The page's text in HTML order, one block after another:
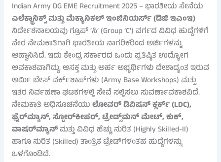
Indian Army DG EME Recruitment 2025 – ಭಾರತೀಯ ಸೇನೆಯ
ಎಲೆಕ್ಟ್ರಾನಿಕ್ಸ್ ಮತ್ತು ಮೆಕ್ಯಾನಿಕಲ್ ಇಂಜಿನಿಯರ್ಸ್ (ಡಿಜಿ ಇಎಂಇ)
ನಿರ್ದೇಶನಾಲಯವು ಗ್ರೂಪ್ ‘ಸಿ’ (Group ‘C’) ವರ್ಗದ ವಿವಿಧ ಹುದ್ದೆಗಳಿಗೆ
ನೇರ ನೇಮಕಾತಿಗಾಗಿ ಭಾರತೀಯ ನಾಗರಿಕರಿಂದ ಅರ್ಜಿಗಳನ್ನು
ಆಹ್ವಾನಿಸಿದೆ. ಇದು ಕೇಂದ್ರ ಸರ್ಕಾರದ ಒಂದು ಪ್ರತಿಷ್ಠಿತ ಉದ್ಯೋಗ
ಅವಕಾಶವಾಗಿದ್ದು, ಆಸಕ್ತ ಮತ್ತು ಅರ್ಹ ಅಭ್ಯರ್ಥಿಗಳು ದೇಶಾದ್ಯಂತ ಇರುವ
ಆರ್ಮಿ ಬೇಸ್ ವರ್ಕ್‌ಶಾಪ್‌ಗಳು (Army Base Workshops) ಮತ್ತು
ಇತರ ನಿರ್ವಹಣಾ ಘಟಕಗಳಲ್ಲಿ ಸೇವೆ ಸಲ್ಲಿಸಲು ಸುವರ್ಣಾವಕಾಶವಿದೆ.
ನೇಮಕಾತಿ ಅಧಿಸೂಚನೆಯುಲೋವರ್ ಡಿವಿಷನ್ ಕ್ಲರ್ಕ್ (LDC),
ಫೈರ್‌ಮ್ಯಾನ್, ಸ್ಟೋರ್‌ಕೀಪರ್, ಟ್ರೇಡ್ಸ್‌ಮನ್ ಮೇಟ್, ಕುಕ್,
ವಾಷರ್‌ಮ್ಯಾನ್ಮತ್ತು ವಿವಿಧ ಹೆಚ್ಚು ನುರಿತ (Highly Skilled-II)
ಹಾಗೂ ನುರಿತ (Skilled) ತಾಂತ್ರಿಕ ಟ್ರೇಡ್‌ಗಳಂತಹ ಹುದ್ದೆಗಳನ್ನು
ಒಳಗೊಂಡಿದೆ.